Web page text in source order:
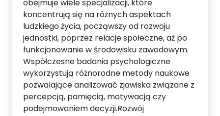
obejmuje wiele specjalizacji, które
koncentrują się na różnych aspektach
ludzkiego życia, począwszy od rozwoju
jednostki, poprzez relacje społeczne, aż po
funkcjonowanie w środowisku zawodowym.
Współczesne badania psychologiczne
wykorzystują różnorodne metody naukowe
pozwalające analizować zjawiska związane z
percepcją, pamięcią, motywacją czy
podejmowaniem decyzji.Rozwój